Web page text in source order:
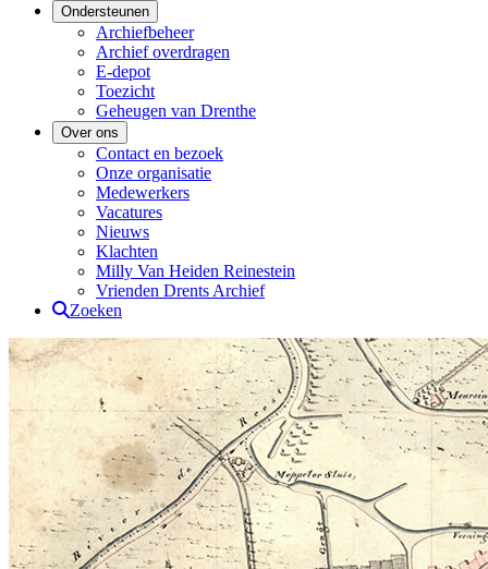
Ondersteunen
Archiefbeheer
Archief overdragen
E-depot
Toezicht
Geheugen van Drenthe
Over ons
Contact en bezoek
Onze organisatie
Medewerkers
Vacatures
Nieuws
Klachten
Milly Van Heiden Reinestein
Vrienden Drents Archief
Zoeken
Drents Archief